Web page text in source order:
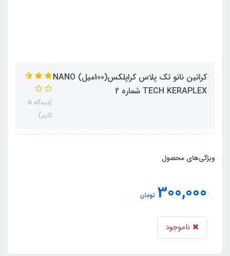
کراتین نانو تک پلاس کراپلکس(100میل) NANO
TECH KERAPLEX شماره 2
(دیدگاه 5
کاربر)
ویژگی‌های محصول
300,000 تومان
ناموجود